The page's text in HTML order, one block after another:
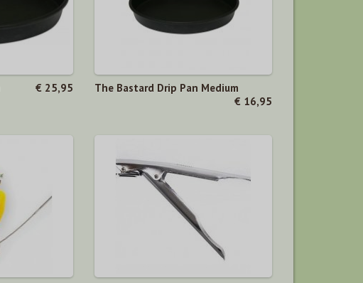
€ 25,95
The Bastard Drip Pan Medium
€ 16,95